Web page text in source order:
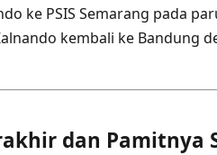
ke PSIS Semarang pada
kembali ke Bandung
dan Pamitnya